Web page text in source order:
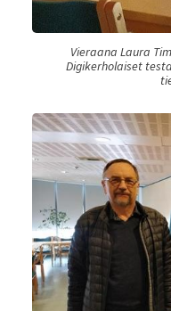
Vieraana Laura
Digikerholaiset